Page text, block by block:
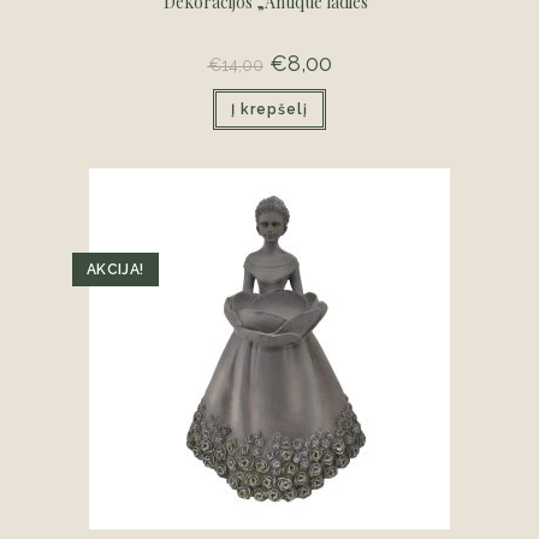
€14,00 Original
price
was:
€14,00.
€8,00Current
Į krepšelį
AKCIJA!